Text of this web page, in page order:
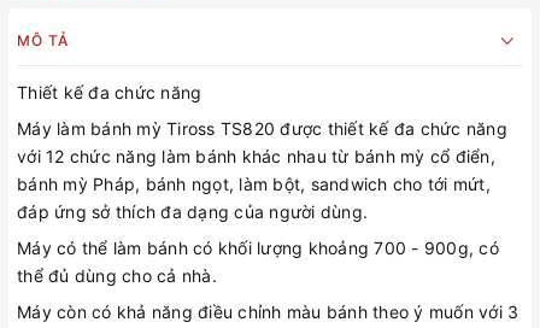
MÔ TẢ
Thiết kế đa chức năng
Máy làm bánh mỳ Tiross TS820 được thiết kế đa chức năng
với 12 chức năng làm bánh khác nhau từ bánh mỳ cổ điển,
bánh mỳ Pháp, bánh ngọt, làm bột, sandwich cho tới mứt,
đáp ứng sở thích đa dạng của người dùng.
Máy có thể làm bánh có khối lượng khoảng 700 - 900g, có
thể đủ dùng cho cả nhà.
Máy còn có khả năng điều chỉnh màu bánh theo ý muốn với 3